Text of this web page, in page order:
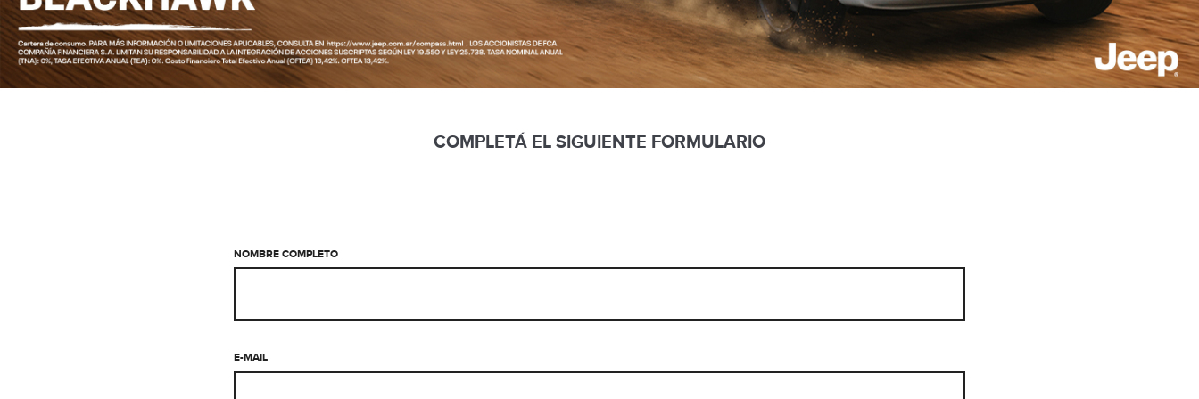
COMPLETÁ EL SIGUIENTE FORMULARIO
NOMBRE COMPLETO
E-MAIL